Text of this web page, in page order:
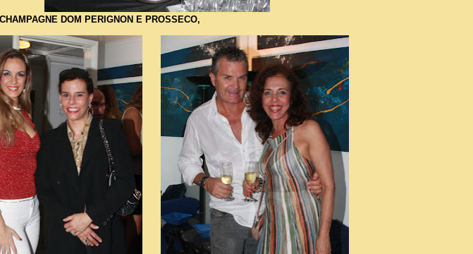
DOM PERIGNON E PROSSECO,